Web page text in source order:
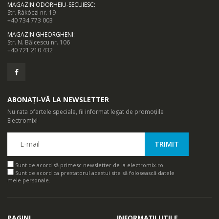
MAGAZIN ODORHEIU-SECUIESC:
Str. Rákóczi nr. 19
+40 734 773 003
MAGAZIN GHEORGHENI:
Str. N. Bălcescu nr. 106
+40 721 210 432
ABONAȚI-VĂ LA NEWSLETTER
Nu rata ofertele speciale, fii informat legat de promoțiile
Electromix!
Sunt de acord să primesc newsletter de la electromix.ro
Sunt de acord ca prestatorul acestui site să folosească datele
mele personale.